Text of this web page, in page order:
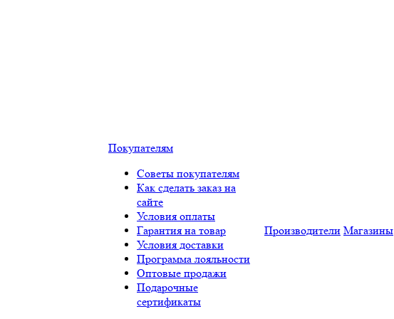
Покупателям
Советы покупателям
Как сделать заказ на
сайте
Условия оплаты
Гарантия на товар
Условия доставки
Программа лояльности
Оптовые продажи
Подарочные
сертификаты
Производители Магазины